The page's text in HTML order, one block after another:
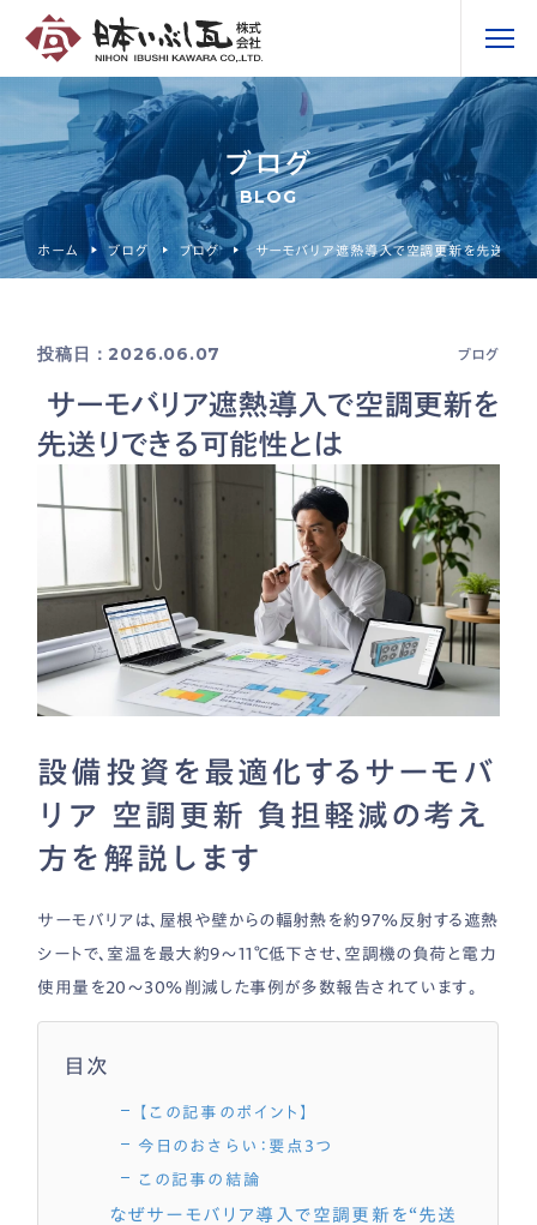
ブログ
BLOG
ホーム ブログ ブログ サーモバリア遮熱導入で空調更新を先送りで
投稿日：2026.06.07 ブログ
サーモバリア遮熱導入で空調更新を
先送りできる可能性とは
設備投資を最適化するサーモバ
リア 空調更新 負担軽減の考え
方を解説します
サーモバリアは、屋根や壁からの輻射熱を約97％反射する遮熱
シートで、室温を最大約9〜11℃低下させ、空調機の負荷と電力
使用量を20〜30％削減した事例が多数報告されています。
目次
【この記事のポイント】
今日のおさらい：要点3つ
この記事の結論
なぜサーモバリア導入で空調更新を“先送